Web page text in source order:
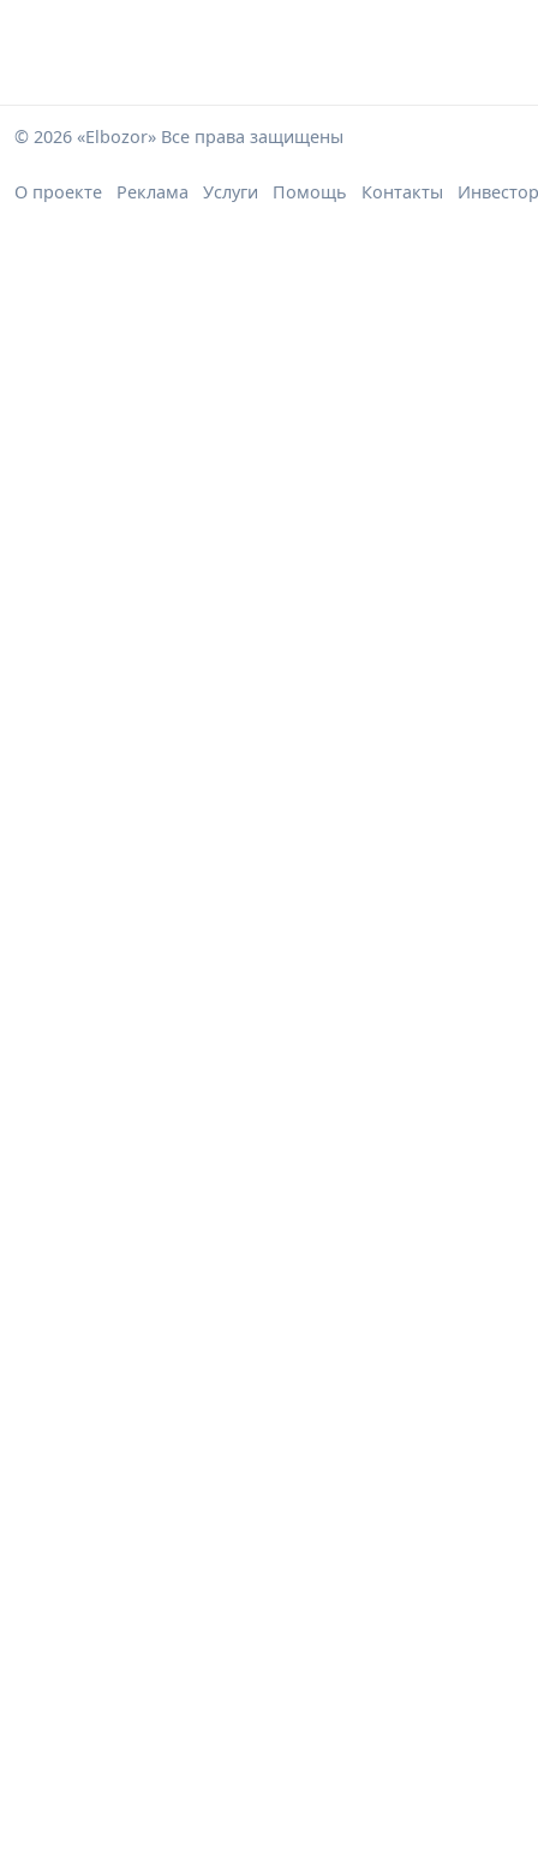
© 2026 «Elbozor» Все права защищены
О проекте Реклама Услуги Помощь Контакты